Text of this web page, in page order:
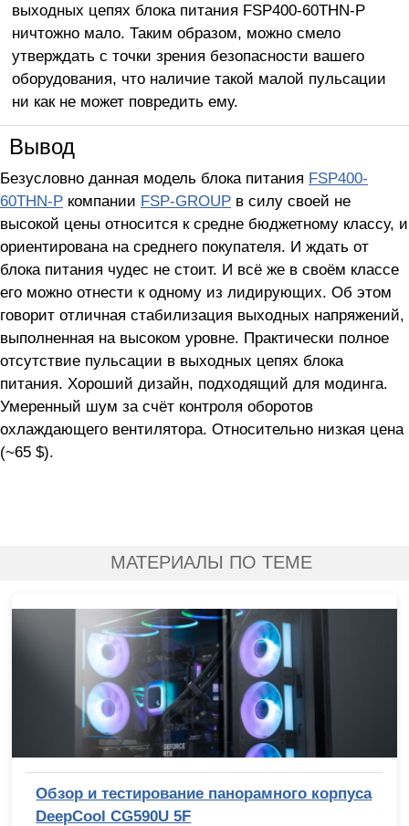
выходных цепях блока питания FSP400-60THN-P
ничтожно мало. Таким образом, можно смело
утверждать с точки зрения безопасности вашего
оборудования, что наличие такой малой пульсации
ни как не может повредить ему.
Вывод
Безусловно данная модель блока питания FSP400-
60THN-P компании FSP-GROUP в силу своей не
высокой цены относится к средне бюджетному классу, и
ориентирована на среднего покупателя. И ждать от
блока питания чудес не стоит. И всё же в своём классе
его можно отнести к одному из лидирующих. Об этом
говорит отличная стабилизация выходных напряжений,
выполненная на высоком уровне. Практически полное
отсутствие пульсации в выходных цепях блока
питания. Хороший дизайн, подходящий для модинга.
Умеренный шум за счёт контроля оборотов
охлаждающего вентилятора. Относительно низкая цена
(~65 $).
МАТЕРИАЛЫ ПО ТЕМЕ
Обзор и тестирование панорамного корпуса
DeepCool CG590U 5F